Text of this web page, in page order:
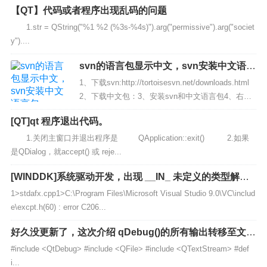
【QT】代码或者程序出现乱码的问题
1.str = QString("%1 %2 (%3s-%4s)").arg("permissive").arg("societ
y")....
svn的语言包显示中文，svn安装中文语言
包
1、下载svn:http://tortoisesvn.net/downloads.html
2、下载中文包：3、安装svn和中文语言包4、右击
任意文件夹找到svn点击右键第二个选项里面的设
置...
[QT]qt 程序退出代码。
1.关闭主窗口并退出程序是 QApplication::exit() 2.如果
是QDialog，就accept() 或 reje...
[WINDDK]系统驱动开发，出现 __IN_ 未定义的类型解决
方案。 vs2008 winddk
1>stdafx.cpp1>C:\Program Files\Microsoft Visual Studio 9.0\VC\includ
e\excpt.h(60) : error C206...
好久没更新了，这次介绍 qDebug()的所有输出转移至文件
中
#include <QtDebug> #include <QFile> #include <QTextStream> #def
i...